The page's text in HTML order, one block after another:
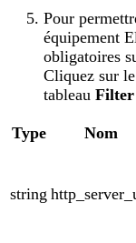
Pour
équipement
obligatoires
Cliquez sur
tableau Filter
Type Nom
string